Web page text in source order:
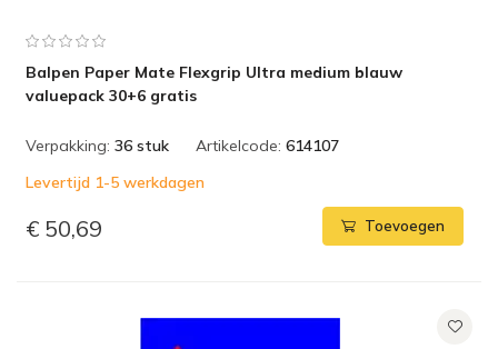
Balpen Paper Mate Flexgrip Ultra medium blauw
valuepack 30+6 gratis
Verpakking: 36 stuk Artikelcode: 614107
Levertijd 1-5 werkdagen
€ 50,69 Toevoegen